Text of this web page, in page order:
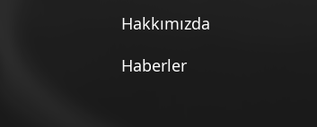
Şeyler (15 Temmuz 2026)
Hakkımızda
Haberler